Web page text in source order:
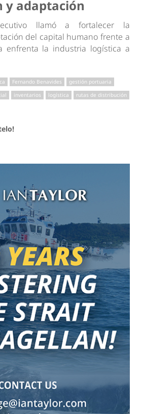
y adaptación
llamó a fortalecer la
del capital humano frente a
enfrenta la industria logística a
Fernando Benavides
gestión portuaria
inventarios logística rutas de distribución